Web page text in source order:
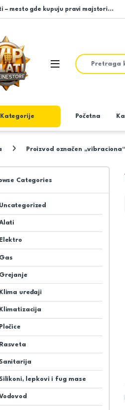
– mesto gde kupuju pravi majstori…
Open
Search for:
Kategorije Početna
Proizvod označen „vibraciona“
Categories
Uncategorized
Elektro
Gas
Grejanje
Klima uređaji
Klimatizacija
Pločice
Rasveta
lepkovi i fug mase